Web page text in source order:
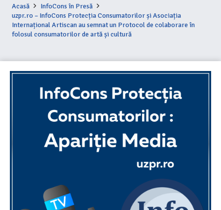
Acasă
InfoCons în Presă
uzpr.ro – InfoCons Protecția Consumatorilor și Asociația
Internațional Artiscan au semnat un Protocol de colaborare în
folosul consumatorilor de artă și cultură